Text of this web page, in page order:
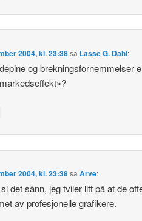
2004, kl. 23:38sa Lasse G. Dahl:
og brekningsfornemmelser
2004, kl. 23:38sa Arve:
det sånn, jeg tviler litt på at de
av profesjonelle grafikere.